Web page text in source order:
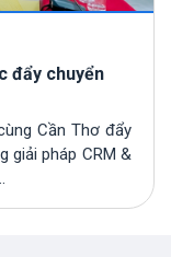
đẩy chuyển
Cần Thơ đẩy
giải pháp CRM &